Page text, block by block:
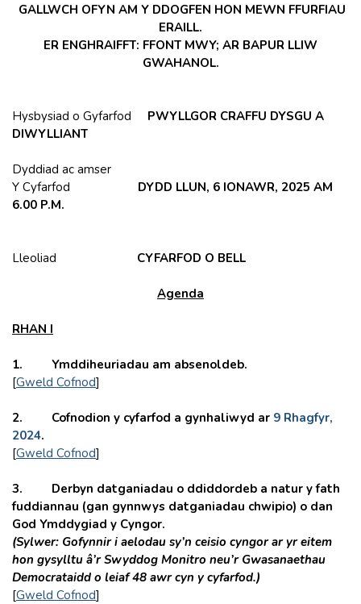
GALLWCH OFYN AM Y DDOGFEN HON MEWN FFURFIAU
ERAILL.
ER ENGHRAIFFT: FFONT MWY; AR BAPUR LLIW
GWAHANOL.
Hysbysiad o Gyfarfod PWYLLGOR CRAFFU DYSGU A
DIWYLLIANT
Dyddiad ac amser
Y Cyfarfod DYDD LLUN, 6 IONAWR, 2025 AM
6.00 P.M.
Lleoliad CYFARFOD O BELL
Agenda
RHAN I
1. Ymddiheuriadau am absenoldeb.
[Gweld Cofnod]
2. Cofnodion y cyfarfod a gynhaliwyd ar 9 Rhagfyr,
2024.
[Gweld Cofnod]
3. Derbyn datganiadau o ddiddordeb a natur y fath
fuddiannau (gan gynnwys datganiadau chwipio) o dan
God Ymddygiad y Cyngor.
(Sylwer: Gofynnir i aelodau sy’n ceisio cyngor ar yr eitem
hon gysylltu â’r Swyddog Monitro neu’r Gwasanaethau
Democrataidd o leiaf 48 awr cyn y cyfarfod.)
[Gweld Cofnod]